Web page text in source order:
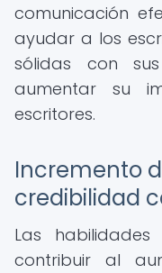
comunicación
ayudar a los
sólidas con
aumentar su
escritores.
Incremento
credibilidad
Las
contribuir al